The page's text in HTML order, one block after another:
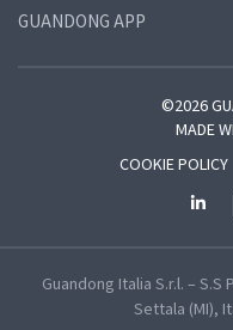
GUANDONG APP
©2026
MADE
COOKIE POLICY
Guandong Italia S.r.l. –
Settala (MI),